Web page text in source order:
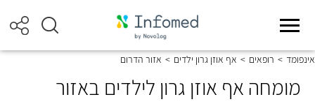
אינפומד > רופאים > אף אוזן גרון ילדים > אזור הדרום
מומחה אף אוזן גרון לילדים באזור